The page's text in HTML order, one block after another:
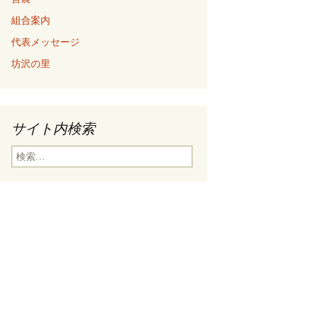
組合案内
代表メッセージ
坊沢の里
サイト内検索
検
索: